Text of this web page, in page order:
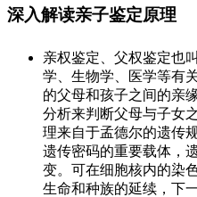
深入解读亲子鉴定原理
亲权鉴定、父权鉴定也
学、生物学、医学等有
的父母和孩子之间的亲
分析来判断父母与子女
理来自于孟德尔的遗传
遗传密码的重要载体，
变。可在细胞核内的染
生命和种族的延续，下